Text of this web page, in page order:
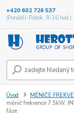
+420 602 726 537
(Pondělí-Pátek, 8-16 hod.)
Úvod MĚNIČE
měnič frekvence 7.5kW,
fáze